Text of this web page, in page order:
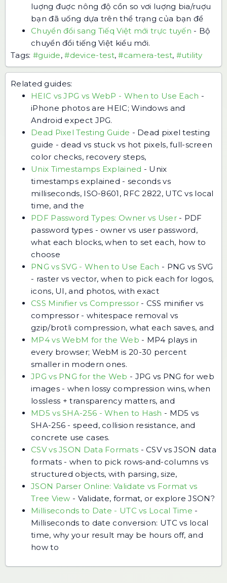
luợng đuợc nông độ cồn so vơi luợng bia/ruợu
bạn đã uống dựa trên thể trạng của bạn để
Chuyển đổi sang Tiếq Việt mới trực tuyến - Bộ
chuyển đổi tiếng Việt kiểu mới.
Tags: #guide,#device-test,#camera-test, #utility
Related guides:
HEIC vs JPG vs WebP - When to Use Each -
iPhone photos are HEIC; Windows and
Android expect JPG.
Dead Pixel Testing Guide - Dead pixel testing
guide - dead vs stuck vs hot pixels, full-screen
color checks, recovery steps,
Unix Timestamps Explained - Unix
timestamps explained - seconds vs
milliseconds, ISO-8601, RFC 2822, UTC vs local
time, and the
PDF Password Types: Owner vs User- PDF
password types - owner vs user password,
what each blocks, when to set each, how to
choose
PNG vs SVG - When to Use Each - PNG vs SVG
- raster vs vector, when to pick each for logos,
icons, UI, and photos, with exact
CSS Minifier vs Compressor- CSS minifier vs
compressor - whitespace removal vs
gzip/brotli compression, what each saves, and
MP4 vs WebM for the Web - MP4 plays in
every browser; WebM is 20-30 percent
smaller in modern ones.
JPG vs PNG for the Web - JPG vs PNG for web
images - when lossy compression wins, when
lossless + transparency matters, and
MD5 vs SHA-256 - When to Hash - MD5 vs
SHA-256 - speed, collision resistance, and
concrete use cases.
CSV vs JSON Data Formats -CSV vs JSON data
formats - when to pick rows-and-columns vs
structured objects, with parsing, size,
JSON Parser Online: Validate vs Format vs
Tree View - Validate, format, or explore JSON?
Milliseconds to Date - UTC vs Local Time -
Milliseconds to date conversion: UTC vs local
time, why your result may be hours off, and
how to